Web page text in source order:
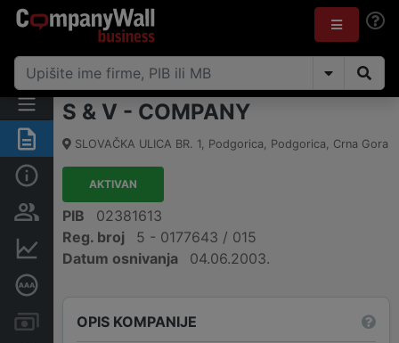
Sažetak
Osobe i vlasništvo
Finansijski podaci
Računi i blokade
S & V - COMPANY
SLOVAČKA ULICA BR. 1, Podgorica, Podgorica, Crna Gora
AKTIVAN
PIB
02381613
Reg. broj
5 - 0177643 / 015
Datum osnivanja
04.06.2003.
OPIS KOMPANIJE